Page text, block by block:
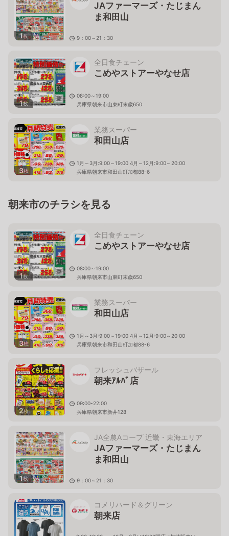
1枚
JAファーマーズ・たじまん
ま和田山
9：00～21：30
1枚
全日食チェーン
こめやストアーやなせ店
08:00～19:00
兵庫県朝来市山東町末歳650
3枚
業務スーパー
和田山店
1月～3月:9:00～19:00 4月～12月:9:00～20:00
兵庫県朝来市和田山町加都88-6
朝来市のチラシを見る
1枚
全日食チェーン
こめやストアーやなせ店
08:00～19:00
兵庫県朝来市山東町末歳650
3枚
業務スーパー
和田山店
1月～3月:9:00～19:00 4月～12月:9:00～20:00
兵庫県朝来市和田山町加都88-6
2枚
フレッシュバザール
朝来ｱﾙﾊﾞ店
09:00-22:00
兵庫県朝来市新井128
1枚
JA全農Aコープ 近畿・東海エリア
JAファーマーズ・たじまん
ま和田山
9：00～21：30
コメリハード＆グリーン
朝来店